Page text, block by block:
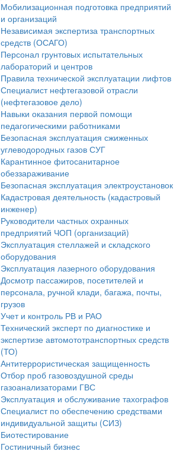
Мобилизационная подготовка предприятий
и организаций
Независимая экспертиза транспортных
средств (ОСАГО)
Персонал грунтовых испытательных
лабораторий и центров
Правила технической эксплуатации лифтов
Специалист нефтегазовой отрасли
(нефтегазовое дело)
Навыки оказания первой помощи
педагогическими работниками
Безопасная эксплуатация сжиженных
углеводородных газов СУГ
Карантинное фитосанитарное
обеззараживание
Безопасная эксплуатация электроустановок
Кадастровая деятельность (кадастровый
инженер)
Руководители частных охранных
предприятий ЧОП (организаций)
Эксплуатация стеллажей и складского
оборудования
Эксплуатация лазерного оборудования
Досмотр пассажиров, посетителей и
персонала, ручной клади, багажа, почты,
грузов
Учет и контроль РВ и РАО
Технический эксперт по диагностике и
экспертизе автомототранспортных средств
(ТО)
Антитеррористическая защищенность
Отбор проб газовоздушной среды
газоанализаторами ГВС
Эксплуатация и обслуживание тахографов
Специалист по обеспечению средствами
индивидуальной защиты (СИЗ)
Биотестирование
Гостиничный бизнес